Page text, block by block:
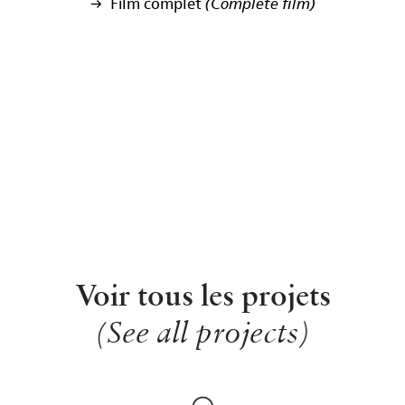
 Film complet (Complete film)
Voir tous les projets
(See all projects)